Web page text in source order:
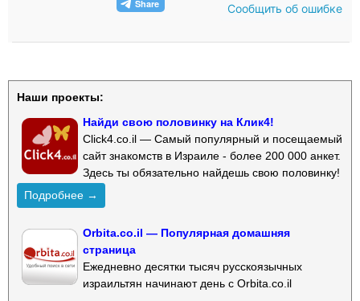
Сообщить об ошибке
Наши проекты:
Найди свою половинку на Клик4!
Click4.co.il — Самый популярный и посещаемый
сайт знакомств в Израиле - более 200 000 анкет.
Здесь ты обязательно найдешь свою половинку!
Подробнее →
Orbita.co.il — Популярная домашняя
страница
Ежедневно десятки тысяч русскоязычных
израильтян начинают день с Orbita.co.il